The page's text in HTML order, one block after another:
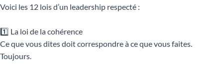
Voici les 12 lois d’un leadership respecté :
1️⃣ La loi de la cohérence
Ce que vous dites doit correspondre à ce que vous faites.
Toujours.